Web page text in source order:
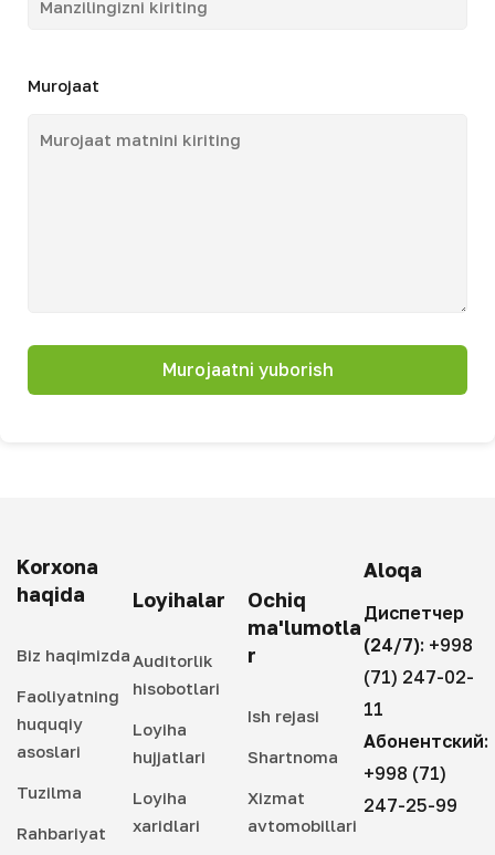
Murojaat
Korxona
haqida
Biz haqimizda
Faoliyatning
huquqiy
asoslari
Tuzilma
Rahbariyat
Loyihalar
Auditorlik
hisobotlari
Loyiha
hujjatlari
Loyiha
xaridlari
Ochiq
ma'lumotla
r
Ish rejasi
Shartnoma
Xizmat
avtomobillari
Aloqa
Диспетчер
(24/7): +998
(71) 247-02-
11
Абонентский:
+998 (71)
247-25-99